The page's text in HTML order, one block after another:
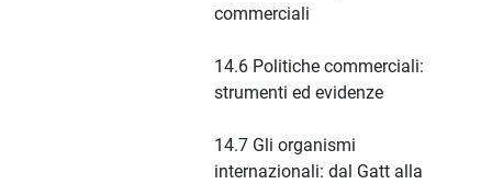
commerciali
14.6 Politiche commerciali:
strumenti ed evidenze
14.7 Gli organismi
internazionali: dal Gatt alla